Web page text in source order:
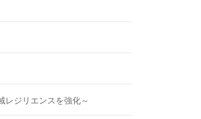
レジリエンスを強化～